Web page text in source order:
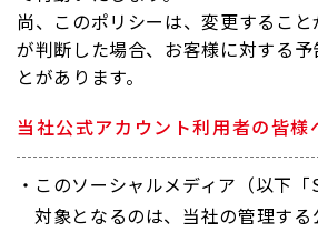
尚、このポリシーは、変更するこ
が判断した場合、お客様に対する
とがあります。
当社公式アカウント利用者の皆様
このソーシャルメディア（以下
対象となるのは、当社の管理す